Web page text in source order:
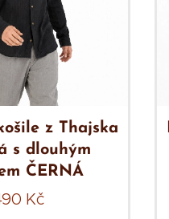
z Thajska
s dlouhým
ČERNÁ
Kč